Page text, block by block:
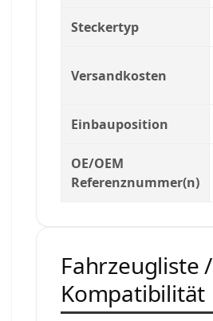
Steckertyp
Versandkosten
Einbauposition
OE/OEM
Referenznummer(n)
Fahrzeugliste /
Kompatibilität